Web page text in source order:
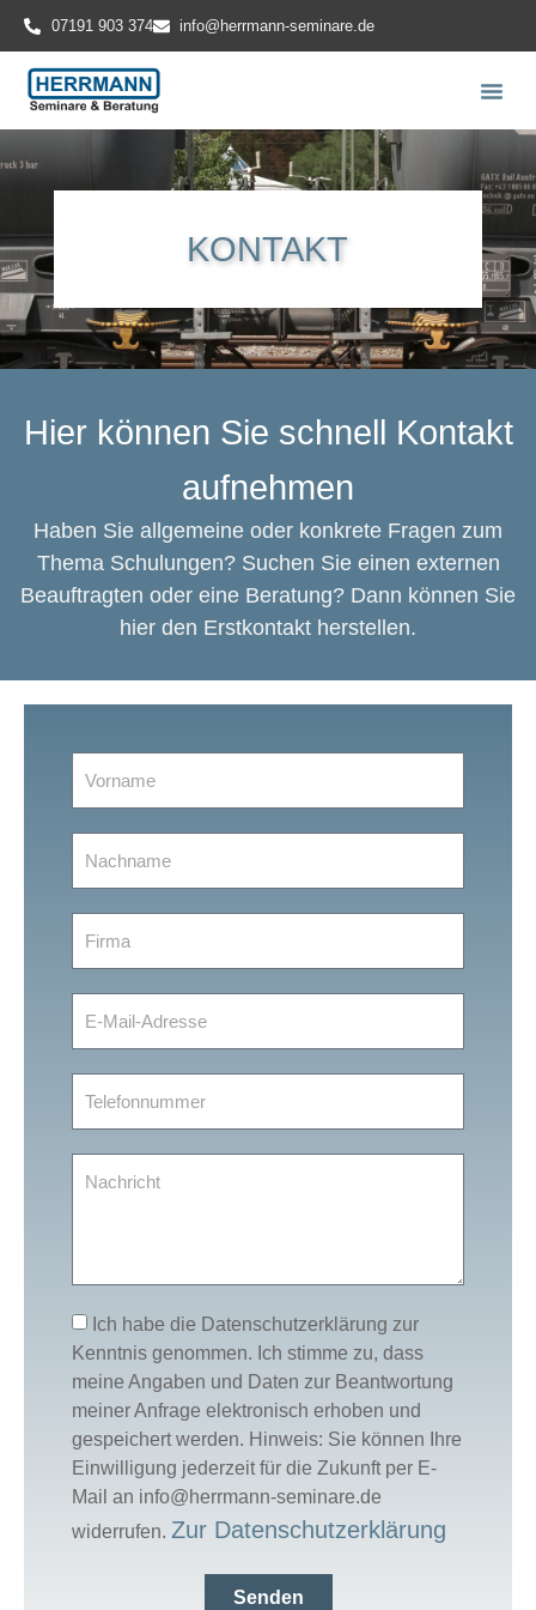
07191 903 374 info@herrmann-seminare.de
KONTAKT
Hier können Sie schnell Kontakt
aufnehmen
Haben Sie allgemeine oder konkrete Fragen zum
Thema Schulungen? Suchen Sie einen externen
Beauftragten oder eine Beratung? Dann können Sie
hier den Erstkontakt herstellen.
Ich habe die Datenschutzerklärung zur
Kenntnis genommen. Ich stimme zu, dass
meine Angaben und Daten zur Beantwortung
meiner Anfrage elektronisch erhoben und
gespeichert werden. Hinweis: Sie können Ihre
Einwilligung jederzeit für die Zukunft per E-
Mail an info@herrmann-seminare.de
widerrufen. Zur Datenschutzerklärung
Senden